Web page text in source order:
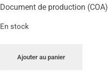
Document de production (COA)
En stock
Ajouter au panier